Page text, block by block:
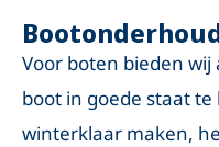
Voor boten bieden
boot in goede staat
winterklaar maken,